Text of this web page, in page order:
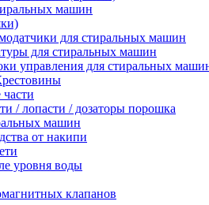
машин
для стиральных машин
для стиральных машин
управления для стиральных
/ лопасти / дозаторы порошка
машин
от накипи
уровня воды
клапанов